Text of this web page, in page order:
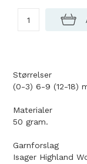
Størrelser
(0-3) 6-9 (12-18)
Materialer
50 gram.
Garnforslag
Isager Highland